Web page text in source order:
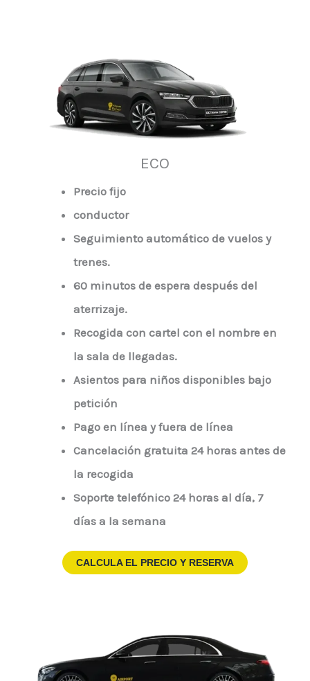
ECO
Precio fijo
conductor
Seguimiento automático de vuelos y
trenes.
60 minutos de espera después del
aterrizaje.
Recogida con cartel con el nombre en
la sala de llegadas.
Asientos para niños disponibles bajo
petición
Pago en línea y fuera de línea
Cancelación gratuita 24 horas antes de
la recogida
Soporte telefónico 24 horas al día, 7
días a la semana
CALCULA EL PRECIO Y RESERVA